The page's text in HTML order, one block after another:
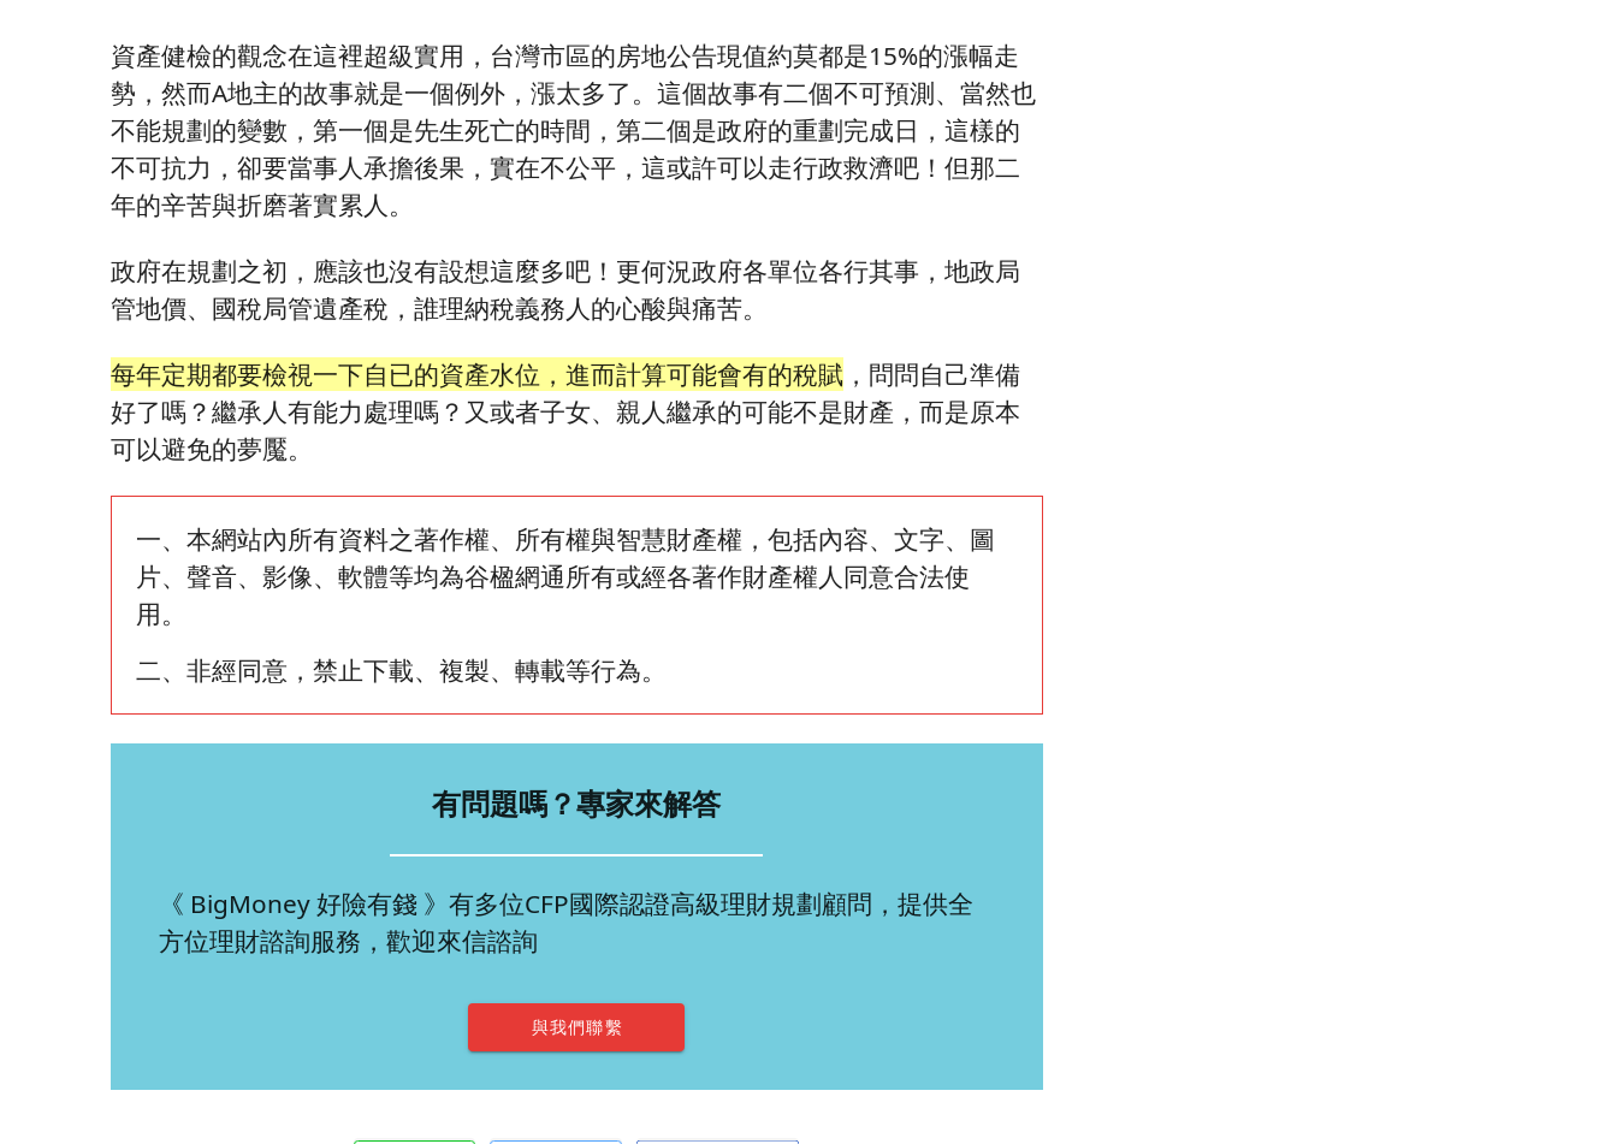
資產健檢的觀念在這裡超級實用，台灣市區的房地公告現值約莫都是15%的漲幅走
勢，然而A地主的故事就是一個例外，漲太多了。這個故事有二個不可預測、當然也
不能規劃的變數，第一個是先生死亡的時間，第二個是政府的重劃完成日，這樣的
不可抗力，卻要當事人承擔後果，實在不公平，這或許可以走行政救濟吧！但那二
年的辛苦與折磨著實累人。
政府在規劃之初，應該也沒有設想這麼多吧！更何況政府各單位各行其事，地政局
管地價、國稅局管遺產稅，誰理納稅義務人的心酸與痛苦。
每年定期都要檢視一下自已的資產水位，進而計算可能會有的稅賦，問問自己準備
好了嗎？繼承人有能力處理嗎？又或者子女、親人繼承的可能不是財產，而是原本
可以避免的夢魘。
一、本網站內所有資料之著作權、所有權與智慧財產權，包括內容、文字、圖
片、聲音、影像、軟體等均為谷楹網通所有或經各著作財產權人同意合法使
用。
二、非經同意，禁止下載、複製、轉載等行為。
有問題嗎？專家來解答
《 BigMoney 好險有錢 》有多位CFP國際認證高級理財規劃顧問，提供全
方位理財諮詢服務，歡迎來信諮詢
與我們聯繫